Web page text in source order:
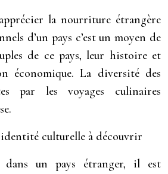
la nourriture étrangère
d’un pays c’est un moyen de
de ce pays, leur histoire et
économique. La diversité des
par les voyages culinaires
culturelle à découvrir
dans un pays étranger, il est